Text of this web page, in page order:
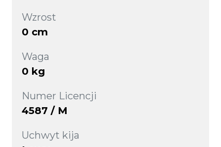
Wzrost
0 cm
Waga
0 kg
Numer Licencji
4587 / M
Uchwyt kija